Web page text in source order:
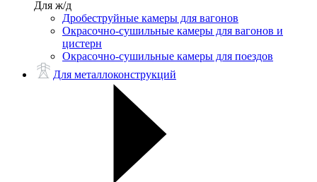
Для ж/д
Дробеструйные камеры для вагонов
Окрасочно-сушильные камеры для вагонов и
цистерн
Окрасочно-сушильные камеры для поездов
Для металлоконструкций